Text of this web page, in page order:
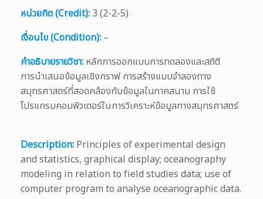
หน่วยกิต (Credit): 3 (2-2-5)
เงื่อนไข (Condition): –
คำอธิบายรายวิชา: หลักการออกแบบการทดลองและสถิติ
การนำเสนอข้อมูลเชิงกราฟ การสร้างแบบจำลองทาง
สมุทรศาสตร์ที่สอดคล้องกับข้อมูลในภาคสนาม การใช้
โปรแกรมคอมพิวเตอร์ในการวิเคราะห์ข้อมูลทางสมุทรศาสตร์
Description: Principles of experimental design
and statistics, graphical display; oceanography
modeling in relation to field studies data; use of
computer program to analyse oceanographic data.